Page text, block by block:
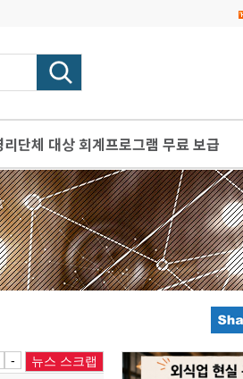
단체 대상 회계프로그램 무료 보급
경제원, 찾아가는 팝업스토어 통해 마
가게 전시회 개최… 상점 할인 등 다채
께하는 활기찬 내일! 서울시, 5일(화)
적경제원, 사회적경제조직 대상 투자 교
- 뉴스 스크랩